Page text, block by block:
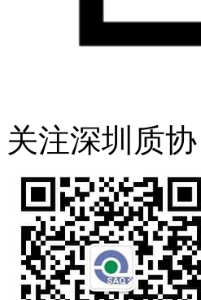
关注深圳质协